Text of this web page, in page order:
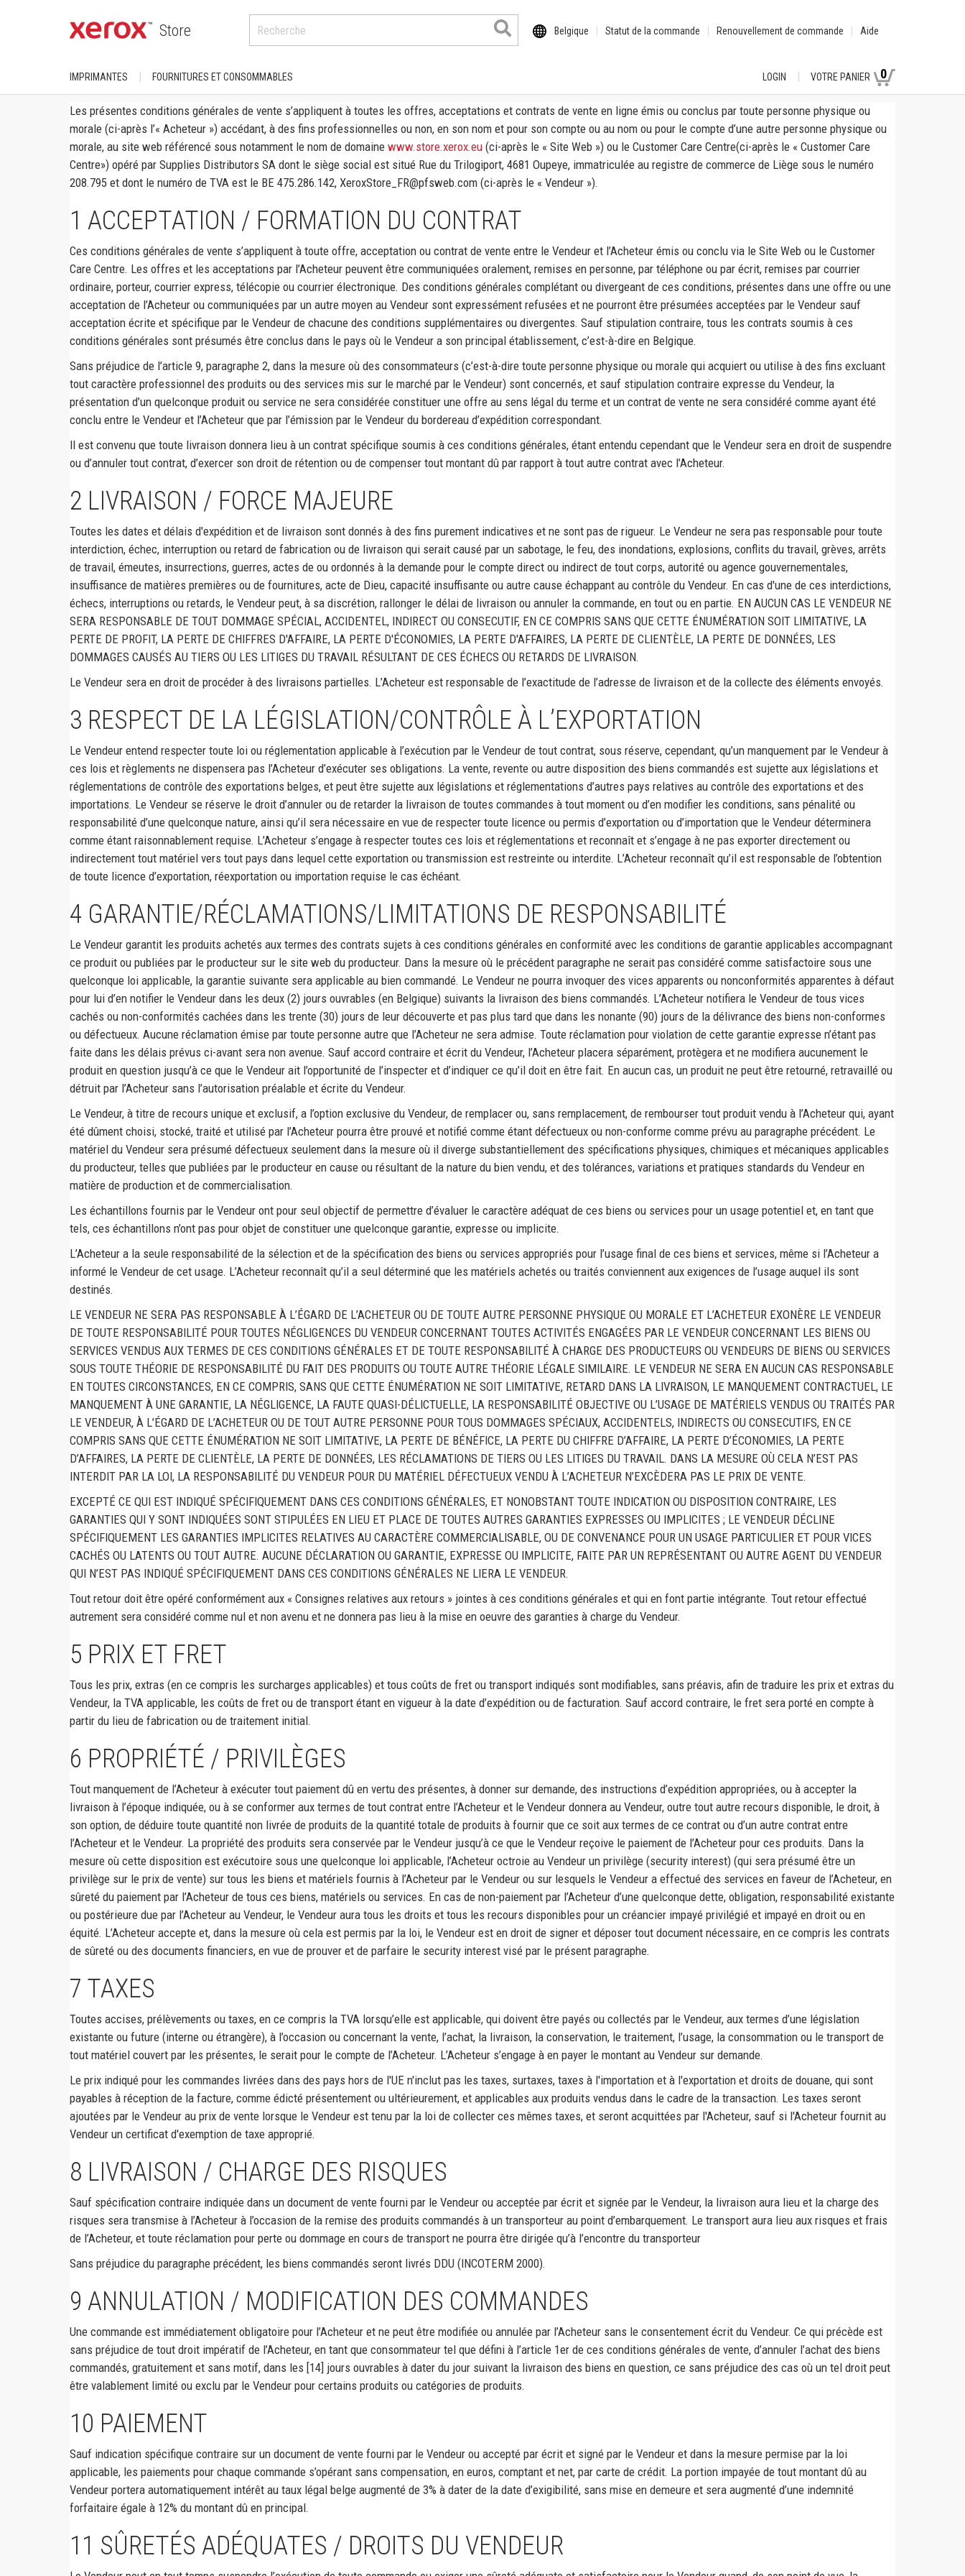
Store Belgique Statut de la commande Renouvellement de commande Aide
IMPRIMANTES FOURNITURES ET CONSOMMABLES
ACHETER PAR CATÉGORIE
Imprimantes
Couleur
A3
ACHETER PAR USAGE
Bureau à domicile/ Bureau
Département/Groupe de travail
ACHETER PAR FONCTIONNALITÉ
Réseau et USB
Impression recto verso
Série C
Versalink
POUR LES PRODUITS XEROX
AltaLink
Série B
Série C
Presses/imprimantes couleurs
ColorQube
DocuColour
Phaser
PrimeLink
VersaLink
Versant
Produits grand format
Centre de travail
POUR D’AUTRES MARQUES D’IMPRIMANTES
Brother Color
Brother Mono
HP Color
HP Ink
Kyocera
Konica Minolta
HP PageWide
Samsung Couleur
Samsung Mono
LOGIN VOTRE PANIER 0
Les présentes conditions générales de vente s’appliquent à toutes les offres, acceptations et contrats de vente en ligne émis ou conclus par toute personne physique ou
morale (ci-après l’« Acheteur ») accédant, à des fins professionnelles ou non, en son nom et pour son compte ou au nom ou pour le compte d’une autre personne physique ou
morale, au site web référencé sous notamment le nom de domaine www.store.xerox.eu (ci-après le « Site Web ») ou le Customer Care Centre(ci-après le « Customer Care
Centre») opéré par Supplies Distributors SA dont le siège social est situé Rue du Trilogiport, 4681 Oupeye, immatriculée au registre de commerce de Liège sous le numéro
208.795 et dont le numéro de TVA est le BE 475.286.142, XeroxStore_FR@pfsweb.com (ci-après le « Vendeur »).
1 ACCEPTATION / FORMATION DU CONTRAT
Ces conditions générales de vente s’appliquent à toute offre, acceptation ou contrat de vente entre le Vendeur et l’Acheteur émis ou conclu via le Site Web ou le Customer
Care Centre. Les offres et les acceptations par l’Acheteur peuvent être communiquées oralement, remises en personne, par téléphone ou par écrit, remises par courrier
ordinaire, porteur, courrier express, télécopie ou courrier électronique. Des conditions générales complétant ou divergeant de ces conditions, présentes dans une offre ou une
acceptation de l’Acheteur ou communiquées par un autre moyen au Vendeur sont expressément refusées et ne pourront être présumées acceptées par le Vendeur sauf
acceptation écrite et spécifique par le Vendeur de chacune des conditions supplémentaires ou divergentes. Sauf stipulation contraire, tous les contrats soumis à ces
conditions générales sont présumés être conclus dans le pays où le Vendeur a son principal établissement, c’est-à-dire en Belgique.
Sans préjudice de l’article 9, paragraphe 2, dans la mesure où des consommateurs (c’est-à-dire toute personne physique ou morale qui acquiert ou utilise à des fins excluant
tout caractère professionnel des produits ou des services mis sur le marché par le Vendeur) sont concernés, et sauf stipulation contraire expresse du Vendeur, la
présentation d’un quelconque produit ou service ne sera considérée constituer une offre au sens légal du terme et un contrat de vente ne sera considéré comme ayant été
conclu entre le Vendeur et l’Acheteur que par l’émission par le Vendeur du bordereau d’expédition correspondant.
Il est convenu que toute livraison donnera lieu à un contrat spécifique soumis à ces conditions générales, étant entendu cependant que le Vendeur sera en droit de suspendre
ou d’annuler tout contrat, d’exercer son droit de rétention ou de compenser tout montant dû par rapport à tout autre contrat avec l’Acheteur.
2 LIVRAISON / FORCE MAJEURE
Toutes les dates et délais d'expédition et de livraison sont donnés à des fins purement indicatives et ne sont pas de rigueur. Le Vendeur ne sera pas responsable pour toute
interdiction, échec, interruption ou retard de fabrication ou de livraison qui serait causé par un sabotage, le feu, des inondations, explosions, conflits du travail, grèves, arrêts
de travail, émeutes, insurrections, guerres, actes de ou ordonnés à la demande pour le compte direct ou indirect de tout corps, autorité ou agence gouvernementales,
insuffisance de matières premières ou de fournitures, acte de Dieu, capacité insuffisante ou autre cause échappant au contrôle du Vendeur. En cas d'une de ces interdictions,
échecs, interruptions ou retards, le Vendeur peut, à sa discrétion, rallonger le délai de livraison ou annuler la commande, en tout ou en partie. EN AUCUN CAS LE VENDEUR NE
SERA RESPONSABLE DE TOUT DOMMAGE SPÉCIAL, ACCIDENTEL, INDIRECT OU CONSECUTIF, EN CE COMPRIS SANS QUE CETTE ÉNUMÉRATION SOIT LIMITATIVE, LA
PERTE DE PROFIT, LA PERTE DE CHIFFRES D'AFFAIRE, LA PERTE D'ÉCONOMIES, LA PERTE D'AFFAIRES, LA PERTE DE CLIENTÈLE, LA PERTE DE DONNÉES, LES
DOMMAGES CAUSÉS AU TIERS OU LES LITIGES DU TRAVAIL RÉSULTANT DE CES ÉCHECS OU RETARDS DE LIVRAISON.
Le Vendeur sera en droit de procéder à des livraisons partielles. L’Acheteur est responsable de l’exactitude de l’adresse de livraison et de la collecte des éléments envoyés.
3 RESPECT DE LA LÉGISLATION/CONTRÔLE À L’EXPORTATION
Le Vendeur entend respecter toute loi ou réglementation applicable à l’exécution par le Vendeur de tout contrat, sous réserve, cependant, qu’un manquement par le Vendeur à
ces lois et règlements ne dispensera pas l’Acheteur d’exécuter ses obligations. La vente, revente ou autre disposition des biens commandés est sujette aux législations et
réglementations de contrôle des exportations belges, et peut être sujette aux législations et réglementations d’autres pays relatives au contrôle des exportations et des
importations. Le Vendeur se réserve le droit d’annuler ou de retarder la livraison de toutes commandes à tout moment ou d’en modifier les conditions, sans pénalité ou
responsabilité d’une quelconque nature, ainsi qu’il sera nécessaire en vue de respecter toute licence ou permis d’exportation ou d’importation que le Vendeur déterminera
comme étant raisonnablement requise. L’Acheteur s’engage à respecter toutes ces lois et réglementations et reconnaît et s’engage à ne pas exporter directement ou
indirectement tout matériel vers tout pays dans lequel cette exportation ou transmission est restreinte ou interdite. L’Acheteur reconnaît qu’il est responsable de l’obtention
de toute licence d’exportation, réexportation ou importation requise le cas échéant.
4 GARANTIE/RÉCLAMATIONS/LIMITATIONS DE RESPONSABILITÉ
Le Vendeur garantit les produits achetés aux termes des contrats sujets à ces conditions générales en conformité avec les conditions de garantie applicables accompagnant
ce produit ou publiées par le producteur sur le site web du producteur. Dans la mesure où le précédent paragraphe ne serait pas considéré comme satisfactoire sous une
quelconque loi applicable, la garantie suivante sera applicable au bien commandé. Le Vendeur ne pourra invoquer des vices apparents ou nonconformités apparentes à défaut
pour lui d’en notifier le Vendeur dans les deux (2) jours ouvrables (en Belgique) suivants la livraison des biens commandés. L’Acheteur notifiera le Vendeur de tous vices
cachés ou non-conformités cachées dans les trente (30) jours de leur découverte et pas plus tard que dans les nonante (90) jours de la délivrance des biens non-conformes
ou défectueux. Aucune réclamation émise par toute personne autre que l’Acheteur ne sera admise. Toute réclamation pour violation de cette garantie expresse n’étant pas
faite dans les délais prévus ci-avant sera non avenue. Sauf accord contraire et écrit du Vendeur, l’Acheteur placera séparément, protègera et ne modifiera aucunement le
produit en question jusqu’à ce que le Vendeur ait l’opportunité de l’inspecter et d’indiquer ce qu’il doit en être fait. En aucun cas, un produit ne peut être retourné, retravaillé ou
détruit par l’Acheteur sans l’autorisation préalable et écrite du Vendeur.
Le Vendeur, à titre de recours unique et exclusif, a l’option exclusive du Vendeur, de remplacer ou, sans remplacement, de rembourser tout produit vendu à l’Acheteur qui, ayant
été dûment choisi, stocké, traité et utilisé par l’Acheteur pourra être prouvé et notifié comme étant défectueux ou non-conforme comme prévu au paragraphe précédent. Le
matériel du Vendeur sera présumé défectueux seulement dans la mesure où il diverge substantiellement des spécifications physiques, chimiques et mécaniques applicables
du producteur, telles que publiées par le producteur en cause ou résultant de la nature du bien vendu, et des tolérances, variations et pratiques standards du Vendeur en
matière de production et de commercialisation.
Les échantillons fournis par le Vendeur ont pour seul objectif de permettre d’évaluer le caractère adéquat de ces biens ou services pour un usage potentiel et, en tant que
tels, ces échantillons n’ont pas pour objet de constituer une quelconque garantie, expresse ou implicite.
L’Acheteur a la seule responsabilité de la sélection et de la spécification des biens ou services appropriés pour l’usage final de ces biens et services, même si l’Acheteur a
informé le Vendeur de cet usage. L’Acheteur reconnaît qu’il a seul déterminé que les matériels achetés ou traités conviennent aux exigences de l’usage auquel ils sont
destinés.
LE VENDEUR NE SERA PAS RESPONSABLE À L’ÉGARD DE L’ACHETEUR OU DE TOUTE AUTRE PERSONNE PHYSIQUE OU MORALE ET L’ACHETEUR EXONÈRE LE VENDEUR
DE TOUTE RESPONSABILITÉ POUR TOUTES NÉGLIGENCES DU VENDEUR CONCERNANT TOUTES ACTIVITÉS ENGAGÉES PAR LE VENDEUR CONCERNANT LES BIENS OU
SERVICES VENDUS AUX TERMES DE CES CONDITIONS GÉNÉRALES ET DE TOUTE RESPONSABILITÉ À CHARGE DES PRODUCTEURS OU VENDEURS DE BIENS OU SERVICES
SOUS TOUTE THÉORIE DE RESPONSABILITÉ DU FAIT DES PRODUITS OU TOUTE AUTRE THÉORIE LÉGALE SIMILAIRE. LE VENDEUR NE SERA EN AUCUN CAS RESPONSABLE
EN TOUTES CIRCONSTANCES, EN CE COMPRIS, SANS QUE CETTE ÉNUMÉRATION NE SOIT LIMITATIVE, RETARD DANS LA LIVRAISON, LE MANQUEMENT CONTRACTUEL, LE
MANQUEMENT À UNE GARANTIE, LA NÉGLIGENCE, LA FAUTE QUASI-DÉLICTUELLE, LA RESPONSABILITÉ OBJECTIVE OU L’USAGE DE MATÉRIELS VENDUS OU TRAITÉS PAR
LE VENDEUR, À L’ÉGARD DE L’ACHETEUR OU DE TOUT AUTRE PERSONNE POUR TOUS DOMMAGES SPÉCIAUX, ACCIDENTELS, INDIRECTS OU CONSECUTIFS, EN CE
COMPRIS SANS QUE CETTE ÉNUMÉRATION NE SOIT LIMITATIVE, LA PERTE DE BÉNÉFICE, LA PERTE DU CHIFFRE D’AFFAIRE, LA PERTE D’ÉCONOMIES, LA PERTE
D’AFFAIRES, LA PERTE DE CLIENTÈLE, LA PERTE DE DONNÉES, LES RÉCLAMATIONS DE TIERS OU LES LITIGES DU TRAVAIL. DANS LA MESURE OÙ CELA N’EST PAS
INTERDIT PAR LA LOI, LA RESPONSABILITÉ DU VENDEUR POUR DU MATÉRIEL DÉFECTUEUX VENDU À L’ACHETEUR N’EXCÈDERA PAS LE PRIX DE VENTE.
EXCEPTÉ CE QUI EST INDIQUÉ SPÉCIFIQUEMENT DANS CES CONDITIONS GÉNÉRALES, ET NONOBSTANT TOUTE INDICATION OU DISPOSITION CONTRAIRE, LES
GARANTIES QUI Y SONT INDIQUÉES SONT STIPULÉES EN LIEU ET PLACE DE TOUTES AUTRES GARANTIES EXPRESSES OU IMPLICITES ; LE VENDEUR DÉCLINE
SPÉCIFIQUEMENT LES GARANTIES IMPLICITES RELATIVES AU CARACTÈRE COMMERCIALISABLE, OU DE CONVENANCE POUR UN USAGE PARTICULIER ET POUR VICES
CACHÉS OU LATENTS OU TOUT AUTRE. AUCUNE DÉCLARATION OU GARANTIE, EXPRESSE OU IMPLICITE, FAITE PAR UN REPRÉSENTANT OU AUTRE AGENT DU VENDEUR
QUI N’EST PAS INDIQUÉ SPÉCIFIQUEMENT DANS CES CONDITIONS GÉNÉRALES NE LIERA LE VENDEUR.
Tout retour doit être opéré conformément aux « Consignes relatives aux retours » jointes à ces conditions générales et qui en font partie intégrante. Tout retour effectué
autrement sera considéré comme nul et non avenu et ne donnera pas lieu à la mise en oeuvre des garanties à charge du Vendeur.
5 PRIX ET FRET
Tous les prix, extras (en ce compris les surcharges applicables) et tous coûts de fret ou transport indiqués sont modifiables, sans préavis, afin de traduire les prix et extras du
Vendeur, la TVA applicable, les coûts de fret ou de transport étant en vigueur à la date d’expédition ou de facturation. Sauf accord contraire, le fret sera porté en compte à
partir du lieu de fabrication ou de traitement initial.
6 PROPRIÉTÉ / PRIVILÈGES
Tout manquement de l’Acheteur à exécuter tout paiement dû en vertu des présentes, à donner sur demande, des instructions d’expédition appropriées, ou à accepter la
livraison à l’époque indiquée, ou à se conformer aux termes de tout contrat entre l’Acheteur et le Vendeur donnera au Vendeur, outre tout autre recours disponible, le droit, à
son option, de déduire toute quantité non livrée de produits de la quantité totale de produits à fournir que ce soit aux termes de ce contrat ou d’un autre contrat entre
l’Acheteur et le Vendeur. La propriété des produits sera conservée par le Vendeur jusqu’à ce que le Vendeur reçoive le paiement de l’Acheteur pour ces produits. Dans la
mesure où cette disposition est exécutoire sous une quelconque loi applicable, l’Acheteur octroie au Vendeur un privilège (security interest) (qui sera présumé être un
privilège sur le prix de vente) sur tous les biens et matériels fournis à l’Acheteur par le Vendeur ou sur lesquels le Vendeur a effectué des services en faveur de l’Acheteur, en
sûreté du paiement par l’Acheteur de tous ces biens, matériels ou services. En cas de non-paiement par l’Acheteur d’une quelconque dette, obligation, responsabilité existante
ou postérieure due par l’Acheteur au Vendeur, le Vendeur aura tous les droits et tous les recours disponibles pour un créancier impayé privilégié et impayé en droit ou en
équité. L’Acheteur accepte et, dans la mesure où cela est permis par la loi, le Vendeur est en droit de signer et déposer tout document nécessaire, en ce compris les contrats
de sûreté ou des documents financiers, en vue de prouver et de parfaire le security interest visé par le présent paragraphe.
7 TAXES
Toutes accises, prélèvements ou taxes, en ce compris la TVA lorsqu’elle est applicable, qui doivent être payés ou collectés par le Vendeur, aux termes d’une législation
existante ou future (interne ou étrangère), à l’occasion ou concernant la vente, l’achat, la livraison, la conservation, le traitement, l’usage, la consommation ou le transport de
tout matériel couvert par les présentes, le serait pour le compte de l’Acheteur. L’Acheteur s’engage à en payer le montant au Vendeur sur demande.
Le prix indiqué pour les commandes livrées dans des pays hors de l'UE n'inclut pas les taxes, surtaxes, taxes à l'importation et à l'exportation et droits de douane, qui sont
payables à réception de la facture, comme édicté présentement ou ultérieurement, et applicables aux produits vendus dans le cadre de la transaction. Les taxes seront
ajoutées par le Vendeur au prix de vente lorsque le Vendeur est tenu par la loi de collecter ces mêmes taxes, et seront acquittées par l'Acheteur, sauf si l'Acheteur fournit au
Vendeur un certificat d'exemption de taxe approprié.
8 LIVRAISON / CHARGE DES RISQUES
Sauf spécification contraire indiquée dans un document de vente fourni par le Vendeur ou acceptée par écrit et signée par le Vendeur, la livraison aura lieu et la charge des
risques sera transmise à l’Acheteur à l’occasion de la remise des produits commandés à un transporteur au point d’embarquement. Le transport aura lieu aux risques et frais
de l’Acheteur, et toute réclamation pour perte ou dommage en cours de transport ne pourra être dirigée qu’à l’encontre du transporteur
Sans préjudice du paragraphe précédent, les biens commandés seront livrés DDU (INCOTERM 2000).
9 ANNULATION / MODIFICATION DES COMMANDES
Une commande est immédiatement obligatoire pour l’Acheteur et ne peut être modifiée ou annulée par l’Acheteur sans le consentement écrit du Vendeur. Ce qui précède est
sans préjudice de tout droit impératif de l’Acheteur, en tant que consommateur tel que défini à l’article 1er de ces conditions générales de vente, d’annuler l’achat des biens
commandés, gratuitement et sans motif, dans les [14] jours ouvrables à dater du jour suivant la livraison des biens en question, ce sans préjudice des cas où un tel droit peut
être valablement limité ou exclu par le Vendeur pour certains produits ou catégories de produits.
10 PAIEMENT
Sauf indication spécifique contraire sur un document de vente fourni par le Vendeur ou accepté par écrit et signé par le Vendeur et dans la mesure permise par la loi
applicable, les paiements pour chaque commande s’opérant sans compensation, en euros, comptant et net, par carte de crédit. La portion impayée de tout montant dû au
Vendeur portera automatiquement intérêt au taux légal belge augmenté de 3% à dater de la date d’exigibilité, sans mise en demeure et sera augmenté d’une indemnité
forfaitaire égale à 12% du montant dû en principal.
11 SÛRETÉS ADÉQUATES / DROITS DU VENDEUR